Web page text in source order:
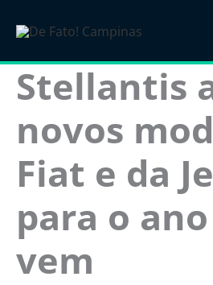
para
conteúdo
Stellantis
novos
Fiat e da
para o
vem